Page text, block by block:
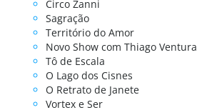
Circo Zanni
Sagração
Território do Amor
Novo Show com Thiago Ventura
Tô de Escala
O Lago dos Cisnes
O Retrato de Janete
Vortex e Ser